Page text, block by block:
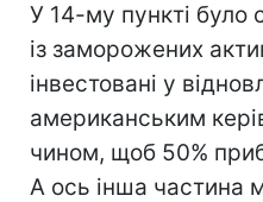
У 14-му пункті
із заморожених
інвестовані у
американським
чином, щоб 50%
А ось інша частина